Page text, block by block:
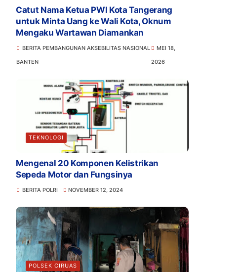
Catut Nama Ketua PWI Kota Tangerang
untuk Minta Uang ke Wali Kota, Oknum
Mengaku Wartawan Diamankan
BERITA PEMBANGUNAN AKSEBILITAS NASIONAL
BANTEN
MEI 18,
2026
TEKNOLOGI
Mengenal 20 Komponen Kelistrikan
Sepeda Motor dan Fungsinya
BERITA POLRI NOVEMBER 12, 2024
POLSEK CIRUAS